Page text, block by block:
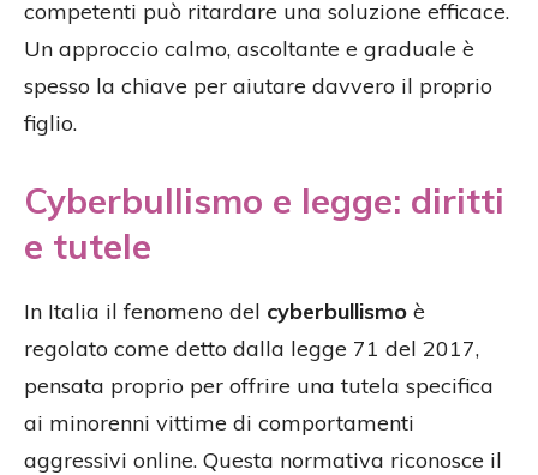
competenti può ritardare una soluzione efficace.
Un approccio calmo, ascoltante e graduale è
spesso la chiave per aiutare davvero il proprio
figlio.
Cyberbullismo e legge: diritti
e tutele
In Italia il fenomeno del cyberbullismo è
regolato come detto dalla legge 71 del 2017,
pensata proprio per offrire una tutela specifica
ai minorenni vittime di comportamenti
aggressivi online. Questa normativa riconosce il